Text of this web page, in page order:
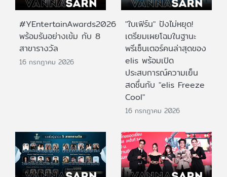
#YEntertainAwards2026
พร้อมรันอย่างเข้ม กับ 8
สาขารางวัล
16 กรกฎาคม 2026
"ใบเฟิร์น" ปังไม่หยุด!
เตรียมเผยโฉมในฐานะ
พรีเซ็นเตอร์คนล่าสุดของ
elis พร้อมเปิด
ประสบการณ์ความเย็น
สดชื่นกับ "elis Freeze
Cool"
16 กรกฎาคม 2026